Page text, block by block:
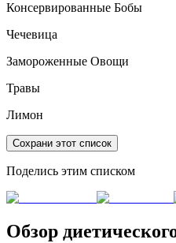
Консервированные Бобы
Чечевица
Замороженные Овощи
Травы
Лимон
Сохрани этот список
Поделись этим списком
Обзор